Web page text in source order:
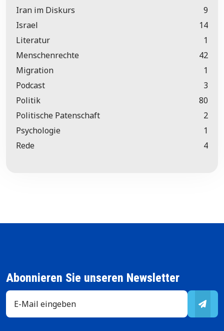
Iran im Diskurs
9
Israel
14
Literatur
1
Menschenrechte
42
Migration
1
Podcast
3
Politik
80
Politische Patenschaft
2
Psychologie
1
Rede
4
Abonnieren Sie unseren Newsletter